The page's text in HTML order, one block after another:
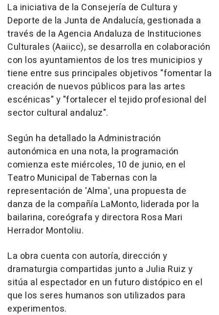
La iniciativa de la Consejería de Cultura y
Deporte de la Junta de Andalucía, gestionada a
través de la Agencia Andaluza de Instituciones
Culturales (Aaiicc), se desarrolla en colaboración
con los ayuntamientos de los tres municipios y
tiene entre sus principales objetivos "fomentar la
creación de nuevos públicos para las artes
escénicas" y "fortalecer el tejido profesional del
sector cultural andaluz".
Según ha detallado la Administración
autonómica en una nota, la programación
comienza este miércoles, 10 de junio, en el
Teatro Municipal de Tabernas con la
representación de 'Alma', una propuesta de
danza de la compañía LaMonto, liderada por la
bailarina, coreógrafa y directora Rosa Mari
Herrador Montoliu.
La obra cuenta con autoría, dirección y
dramaturgia compartidas junto a Julia Ruiz y
sitúa al espectador en un futuro distópico en el
que los seres humanos son utilizados para
experimentos.